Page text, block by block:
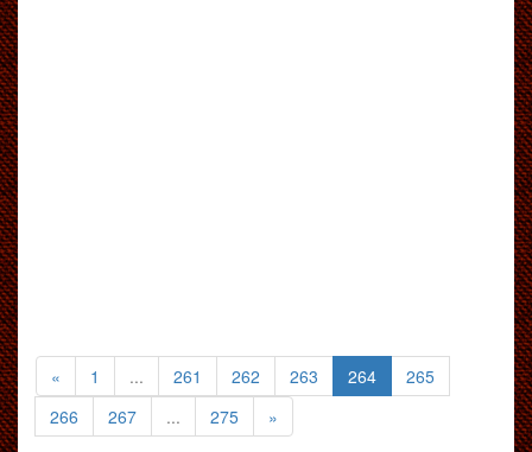
« 1 ... 261 262 263 264(текущая)
265
266
267 ... 275 »